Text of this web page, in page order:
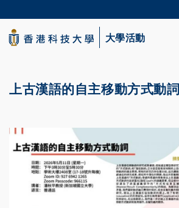
to
main
content
生活@科大
大學活動
上古漢語的自主移動方式動詞